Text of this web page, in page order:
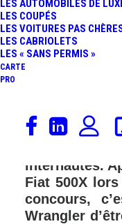
LES AUTOMOBILES DE
LES COUPÉS
LES VOITURES PAS
LES CABRIOLETS
LES « SANS PERMIS »
CARTE
PRO
Dans le
International,
internautes.
Fiat 500X
concours,
Wrangler